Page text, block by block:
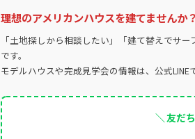
理想のアメリカンハウスを建てませんか？
「土地探しから相談したい」「建て替えでサ
です。
モデルハウスや完成見学会の情報は、公式LINE
＼ 友だ